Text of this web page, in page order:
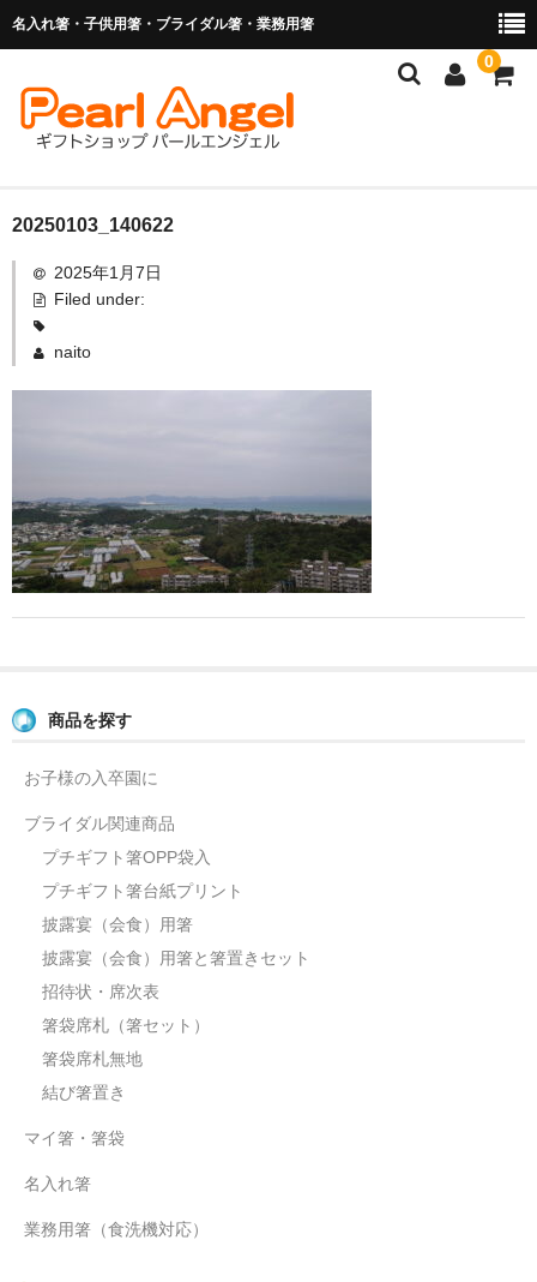
名入れ箸・子供用箸・ブライダル箸・業務用箸
0
商品を探す
お子様の入卒園に
ご利用ガイド
よくあるご質問
20250103_140622
2025年1月7日
Filed under:
naito
商品を探す
お子様の入卒園に
ブライダル関連商品
プチギフト箸OPP袋入
プチギフト箸台紙プリント
披露宴（会食）用箸
披露宴（会食）用箸と箸置きセット
招待状・席次表
箸袋席札（箸セット）
箸袋席札無地
結び箸置き
マイ箸・箸袋
名入れ箸
業務用箸（食洗機対応）